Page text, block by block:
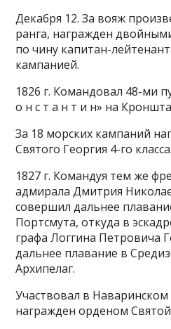
Декабря 12. За вояж
ранга, награжден
по чину капитан-
кампанией.
1826 г. Командовал 48-ми
о н с т а н т и н» на
За 18 морских кампаний
Святого Георгия 4-го класса.
1827 г. Командуя тем же
адмирала Дмитрия
совершил дальнее
Портсмута, откуда в
графа Логгина Петровича
дальнее плавание в
Архипелаг.
Участвовал в
награжден орденом